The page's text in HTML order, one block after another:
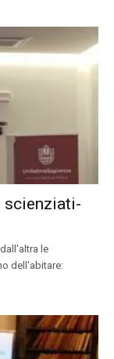
scienziati-
le
dell'abitare: